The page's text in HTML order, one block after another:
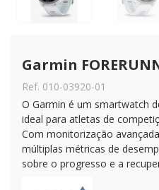
Garmin
Ref. 010-03920-01
O Garmin é um smartwatch
ideal para atletas de
Com monitorização
múltiplas métricas de
sobre o progresso e a